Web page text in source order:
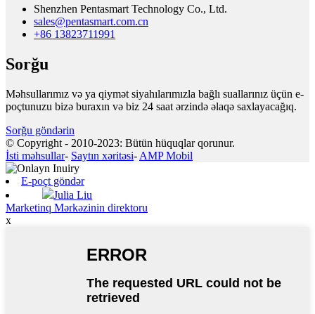
Shenzhen Pentasmart Technology Co., Ltd.
sales@pentasmart.com.cn
+86 13823711991
Sorğu
Məhsullarımız və ya qiymət siyahılarımızla bağlı suallarınız üçün e-
poçtunuzu bizə buraxın və biz 24 saat ərzində əlaqə saxlayacağıq.
Sorğu göndərin
© Copyright - 2010-2023: Bütün hüquqlar qorunur.
İsti məhsullar- Saytın xəritəsi- AMP Mobil
E-poçt göndər
Julia Liu
Marketinq Mərkəzinin direktoru
x